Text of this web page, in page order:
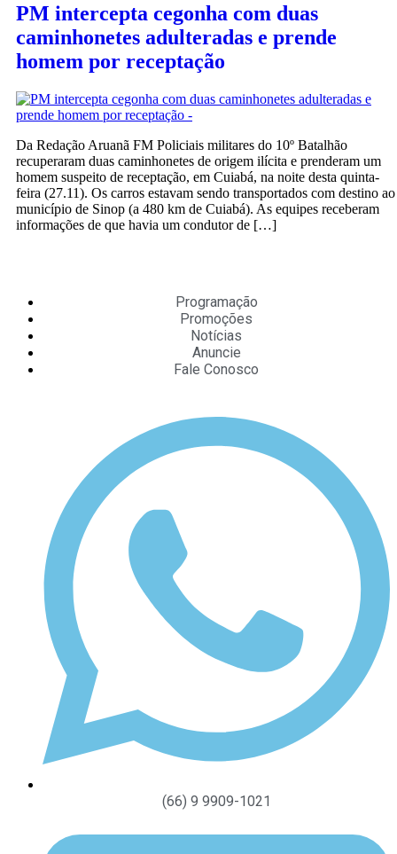
PM intercepta cegonha com duas
caminhonetes adulteradas e prende
homem por receptação
Da Redação Aruanã FM Policiais militares do 10º Batalhão
recuperaram duas caminhonetes de origem ilícita e prenderam um
homem suspeito de receptação, em Cuiabá, na noite desta quinta-
feira (27.11). Os carros estavam sendo transportados com destino ao
município de Sinop (a 480 km de Cuiabá). As equipes receberam
informações de que havia um condutor de […]
Programação
Promoções
Notícias
Anuncie
Fale Conosco
(66) 9 9909-1021